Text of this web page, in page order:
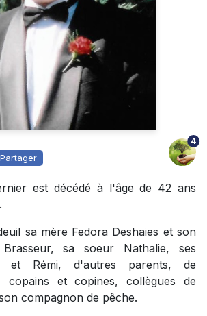
Partager
4
est décédé à l'âge de 42 ans
sa mère Fedora Deshaies et son
sa soeur Nathalie, ses
et Rémi, d'autres parents, de
copains et copines, collègues de
compagnon de pêche.